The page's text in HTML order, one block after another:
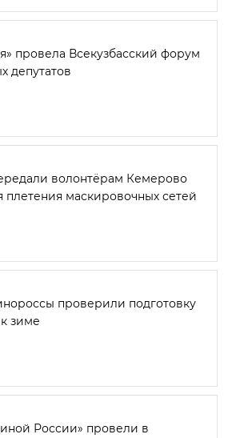
провела Всекузбасский форум
депутатов
волонтёрам Кемерово
плетения маскировочных сетей
проверили подготовку
зиме
России» провели в